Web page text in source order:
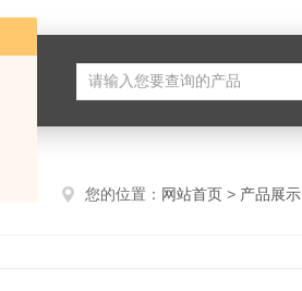
您的位置： 网站首页 > 产品展示